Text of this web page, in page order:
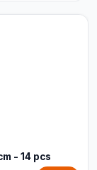
- 14 pcs